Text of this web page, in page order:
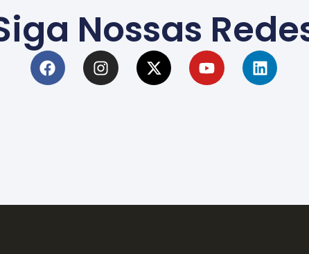
Nossas